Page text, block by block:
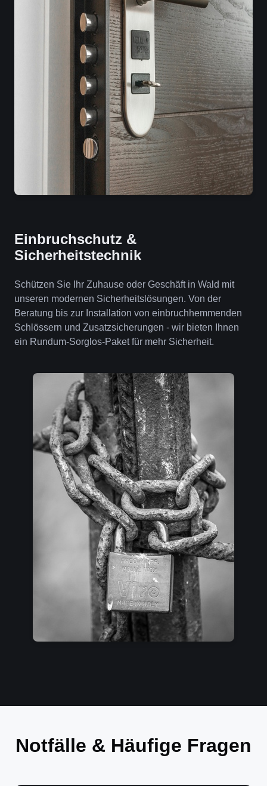
Einbruchschutz &
Sicherheitstechnik
Schützen Sie Ihr Zuhause oder Geschäft in Wald mit
unseren modernen Sicherheitslösungen. Von der
Beratung bis zur Installation von einbruchhemmenden
Schlössern und Zusatzsicherungen - wir bieten Ihnen
ein Rundum-Sorglos-Paket für mehr Sicherheit.
Notfälle & Häufige Fragen